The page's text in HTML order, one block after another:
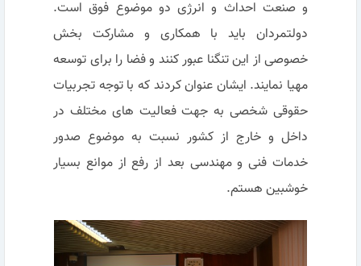
و صنعت احداث و انرژی دو موضوع فوق است.
دولتمردان باید با همکاری و مشارکت بخش
خصوصی از این تنگنا عبور کنند و فضا را برای توسعه
مهیا نمایند. ایشان عنوان کردند که با توجه تجربیات
حقوقی شخصی به جهت فعالیت های مختلف در
داخل و خارج از کشور نسبت به موضوع صدور
خدمات فنی و مهندسی بعد از رفع از موانع بسیار
خوشبین هستم.